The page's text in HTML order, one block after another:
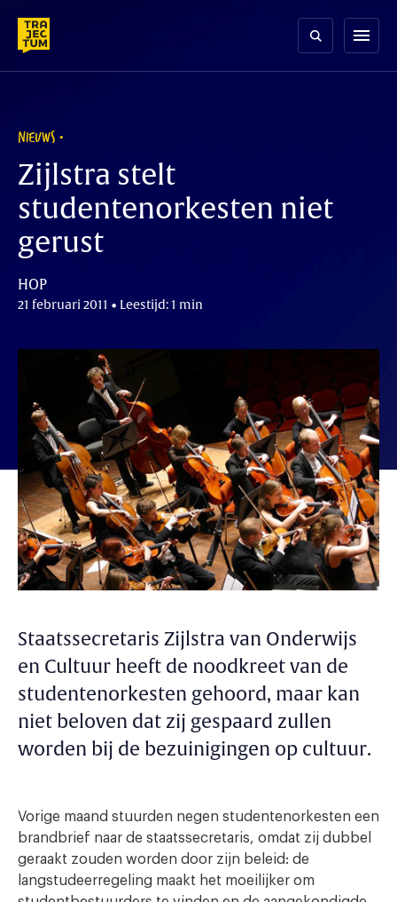
content
menu
NIEUWS
Zijlstra stelt
studentenorkesten niet
gerust
HOP
21 februari 2011 • Leestijd: 1 min
Staatssecretaris Zijlstra van Onderwijs
en Cultuur heeft de noodkreet van de
studentenorkesten gehoord, maar kan
niet beloven dat zij gespaard zullen
worden bij de bezuinigingen op cultuur.
Vorige maand stuurden negen studentenorkesten een
brandbrief naar de staatssecretaris, omdat zij dubbel
geraakt zouden worden door zijn beleid: de
langstudeerregeling maakt het moeilijker om